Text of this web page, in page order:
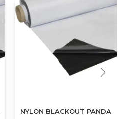
NYLON BLACKOUT PANDA